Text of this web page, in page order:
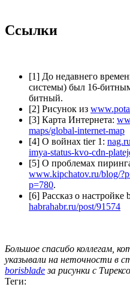
Ссылки
[1] До недавнего
системы) был 16-
битный.
[2] Рисунок из
[3] Карта Интернета:
maps/global-internet-map
[4] О войнах tier 1:
imya-status-kvo-cdn-
[5] О проблемах
www.kipchatov.ru/blog/
p=780.
[6] Рассказ о настройке
habrahabr.ru/post/91574
Большое спасибо коллегам,
указывали на неточности в
borisbladeза рисунки с
Теги: